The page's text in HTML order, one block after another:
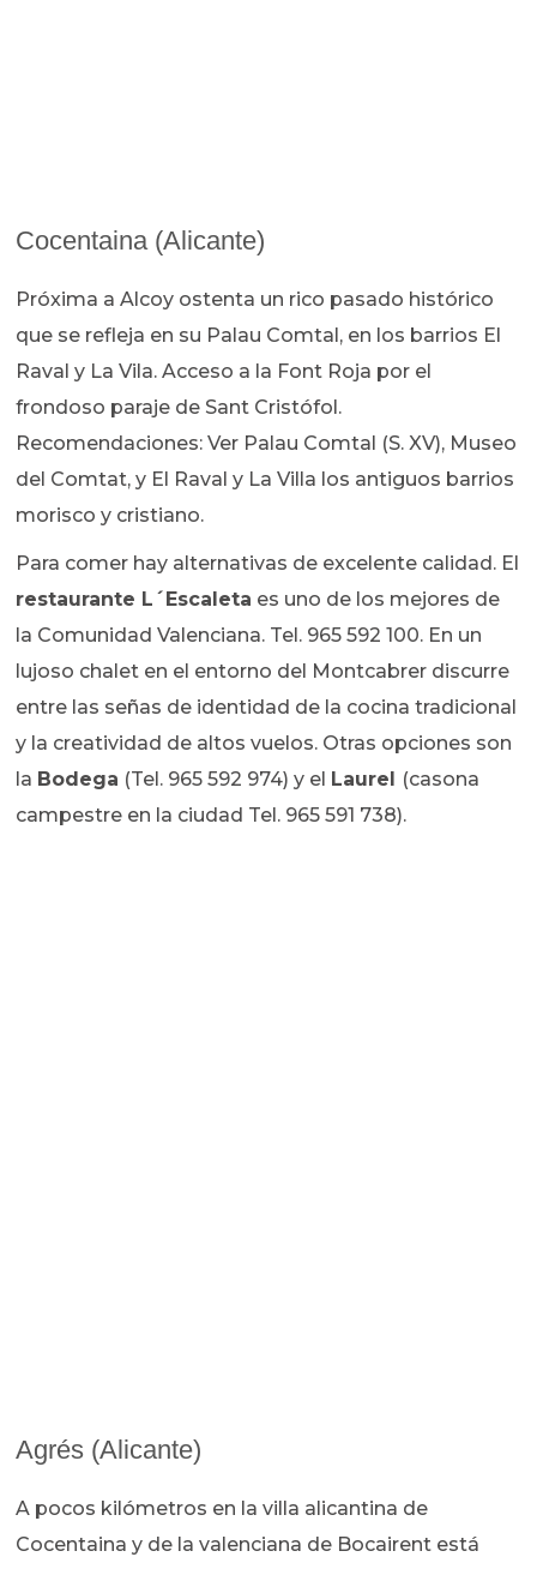
Cocentaina (Alicante)
Próxima a Alcoy ostenta un rico pasado histórico
que se refleja en su Palau Comtal, en los barrios El
Raval y La Vila. Acceso a la Font Roja por el
frondoso paraje de Sant Cristófol.
Recomendaciones: Ver Palau Comtal (S. XV), Museo
del Comtat, y El Raval y La Villa los antiguos barrios
morisco y cristiano.
Para comer hay alternativas de excelente calidad. El
restaurante L´Escaleta es uno de los mejores de
la Comunidad Valenciana. Tel. 965 592 100. En un
lujoso chalet en el entorno del Montcabrer discurre
entre las señas de identidad de la cocina tradicional
y la creatividad de altos vuelos. Otras opciones son
la Bodega (Tel. 965 592 974) y el Laurel (casona
campestre en la ciudad Tel. 965 591 738).
Agrés (Alicante)
A pocos kilómetros en la villa alicantina de
Cocentaina y de la valenciana de Bocairent está